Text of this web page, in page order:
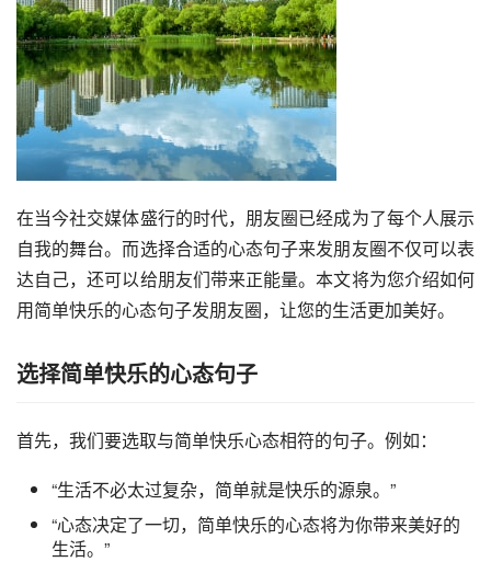
在当今社交媒体盛行的时代，朋友圈已经成为了每个人展示
自我的舞台。而选择合适的心态句子来发朋友圈不仅可以表
达自己，还可以给朋友们带来正能量。本文将为您介绍如何
用简单快乐的心态句子发朋友圈，让您的生活更加美好。
选择简单快乐的心态句子
首先，我们要选取与简单快乐心态相符的句子。例如：
“生活不必太过复杂，简单就是快乐的源泉。”
“心态决定了一切，简单快乐的心态将为你带来美好的
生活。”